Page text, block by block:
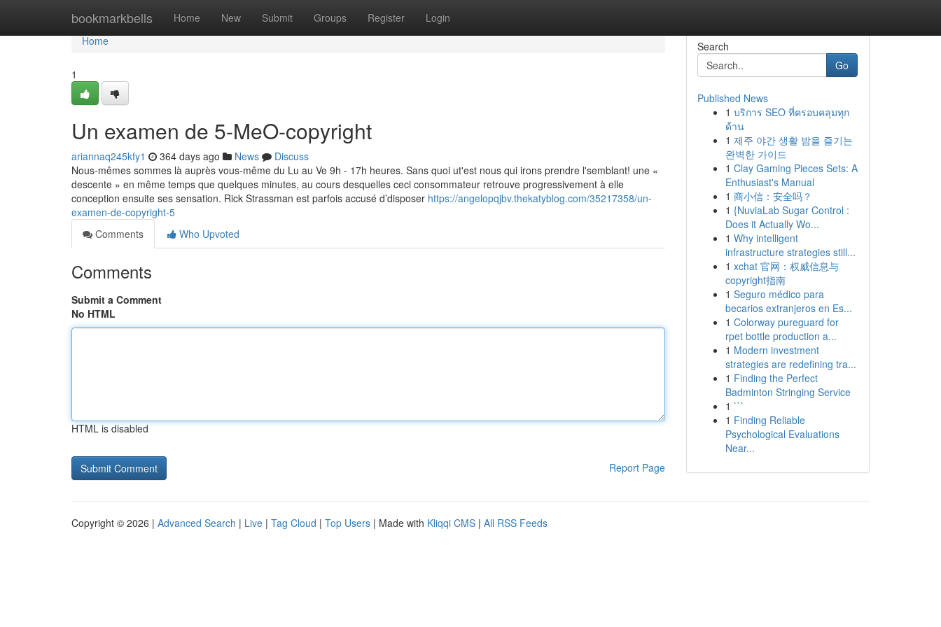
bookmarkbells Home New Submit Groups Register Login
Home
Home
1
Un examen de 5-MeO-copyright
ariannaq245kfy1 364 days ago News
Discuss
Nous-mêmes sommes là auprès vous-même du Lu au Ve 9h - 17h heures. Sans quoi ut'est nous qui irons prendre l'semblant! une «
descente » en même temps que quelques minutes, au cours desquelles ceci consommateur retrouve progressivement à elle
conception ensuite ses sensation. Rick Strassman est parfois accusé d’disposer https://angelopqjbv.thekatyblog.com/35217358/un-
examen-de-copyright-5
Comments
Who Upvoted
Comments
Submit a Comment
No HTML
HTML is disabled
Report Page
Search
Go
Published News
1 บริการ SEO ที่ครอบคลุมทุก
ด้าน
1 제주 야간 생활 밤을 즐기는
완벽한 가이드
1 Clay Gaming Pieces Sets: A
Enthusiast's Manual
1 商小信：安全吗？
1 {NuviaLab Sugar Control :
Does it Actually Wo...
1 Why intelligent
infrastructure strategies still...
1 xchat 官网：权威信息与
copyright指南
1 Seguro médico para
becarios extranjeros en Es...
1 Colorway pureguard for
rpet bottle production a...
1 Modern investment
strategies are redefining tra...
1 Finding the Perfect
Badminton Stringing Service
1 ```
1 Finding Reliable
Psychological Evaluations
Near...
Copyright © 2026 | Advanced Search | Live | Tag Cloud | Top Users | Made with Kliqqi CMS | All RSS Feeds